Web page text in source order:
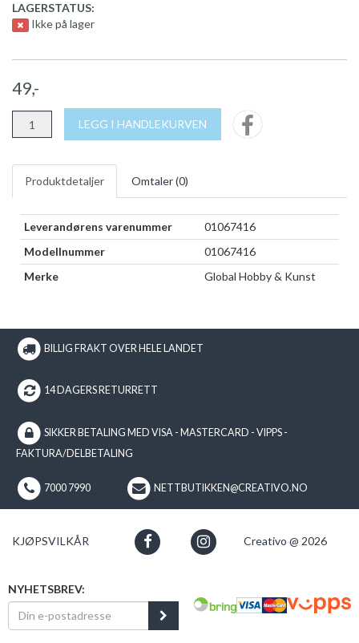
LAGERSTATUS:
Ikke på lager
49,-
LEGG I HANDLEKURVEN
Produktdetaljer Omtaler (0)
Leverandørens varenummer
01067416
Modellnummer
01067416
Merke
Global Hobby & Kunst
BILLIG FRAKT OVER HELE LANDET
14 DAGERS RETURRETT
SIKKER BETALING MED VISA - MASTERCARD - VIPPS -
FAKTURA/DELBETALING
7000 7990 NETTBUTIKKEN@CREATIVO.NO
KJØPSVILKÅR Creativo @ 2026
NYHETSBREV: